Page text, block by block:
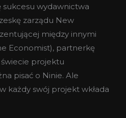
sukcesu wydawnictwa
zarządu New
między innymi
Economist), partnerkę
projektu
pisać o Ninie. Ale
każdy swój projekt wkłada